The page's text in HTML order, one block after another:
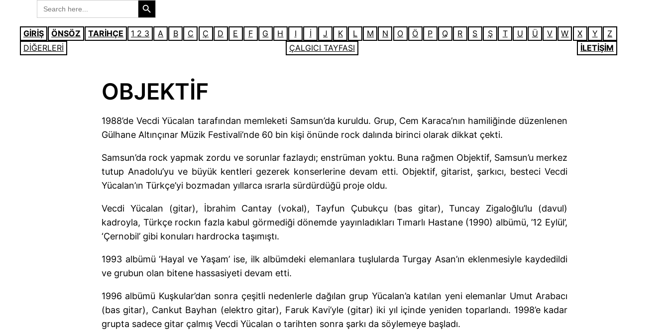
Search
for:
GİRİŞ ÖNSÖZ TARİHÇE 1 2 3 A B C Ç D E F G H I İ J K L M N O Ö P Q R S Ş T U Ü V W X Y
Z
DİĞERLERİ
ÇALGICI TAYFASI İLETİŞİM
OBJEKTİF
1988’de Vecdi Yücalan tarafından memleketi Samsun’da kuruldu. Grup, Cem Karaca’nın hamiliğinde düzenlenen
Gülhane Altınçınar Müzik Festivali’nde 60 bin kişi önünde rock dalında birinci olarak dikkat çekti.
Samsun’da rock yapmak zordu ve sorunlar fazlaydı; enstrüman yoktu. Buna rağmen Objektif, Samsun’u merkez
tutup Anadolu’yu ve büyük kentleri gezerek konserlerine devam etti. Objektif, gitarist, şarkıcı, besteci Vecdi
Yücalan’ın Türkçe’yi bozmadan yıllarca ısrarla sürdürdüğü proje oldu.
Vecdi Yücalan (gitar), İbrahim Cantay (vokal), Tayfun Çubukçu (bas gitar), Tuncay Zigaloğlu’lu (davul)
kadroyla, Türkçe rockın fazla kabul görmediği dönemde yayınladıkları Tımarlı Hastane (1990) albümü, ’12 Eylül’,
‘Çernobil’ gibi konuları hardrocka taşımıştı.
1993 albümü ‘Hayal ve Yaşam’ ise, ilk albümdeki elemanlara tuşlularda Turgay Asan’ın eklenmesiyle kaydedildi
ve grubun olan bitene hassasiyeti devam etti.
1996 albümü Kuşkular’dan sonra çeşitli nedenlerle dağılan grup Yücalan’a katılan yeni elemanlar Umut Arabacı
(bas gitar), Cankut Bayhan (elektro gitar), Faruk Kavi’yle (gitar) iki yıl içinde yeniden toparlandı. 1998’e kadar
grupta sadece gitar çalmış Vecdi Yücalan o tarihten sonra şarkı da söylemeye başladı.